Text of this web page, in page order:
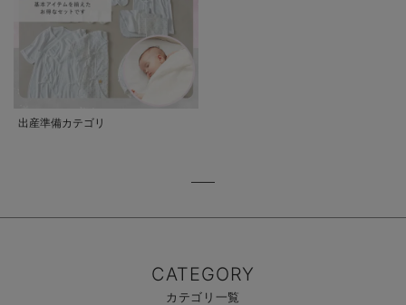
出産準備カテゴリ
CATEGORY
カテゴリ一覧